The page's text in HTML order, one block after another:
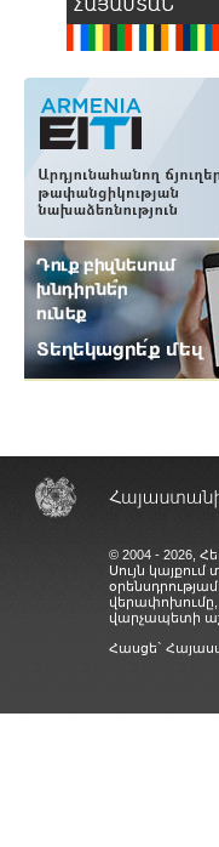
© 2004 - 2026,
Սույն
վերափոխումը,
վարչապետի
Հասցե`